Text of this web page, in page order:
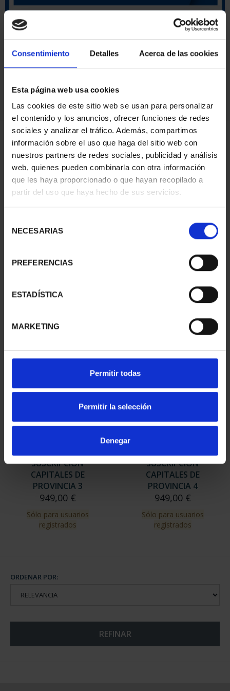
Consentimiento Detalles Acerca de las cookies
Esta página web usa cookies
Las cookies de este sitio web se usan para personalizar
el contenido y los anuncios, ofrecer funciones de redes
sociales y analizar el tráfico. Además, compartimos
información sobre el uso que haga del sitio web con
nuestros partners de redes sociales, publicidad y análisis
web, quienes pueden combinarla con otra información
que les haya proporcionado o que hayan recopilado a
partir del uso que haya hecho de sus servicios.
NECESARIAS
PREFERENCIAS
ESTADÍSTICA
MARKETING
Permitir todas
Permitir la selección
Denegar
REFINAR
4 Productos encontrados
PROVINCIA 1
Sólo para usuarios
SUSCRIPCIÓN
CAPITALES DE
PROVINCIA 2
Sólo para usuarios
registrados
SUSCRIPCIÓN
CAPITALES DE
PROVINCIA 3
949,00 €
Sólo para usuarios
registrados
SUSCRIPCIÓN
CAPITALES DE
PROVINCIA 4
949,00 €
Sólo para usuarios
registrados
ORDENAR POR:
REFINAR